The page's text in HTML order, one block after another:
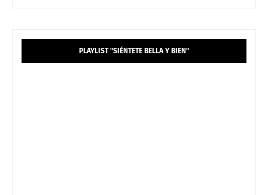
PLAYLIST "SIÉNTETE BELLA Y BIEN"